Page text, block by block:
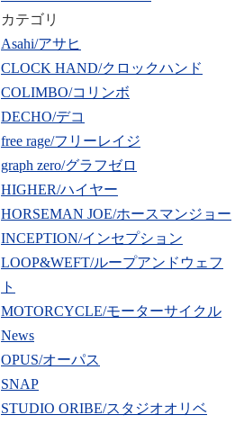
カテゴリ
Asahi/アサヒ
CLOCK HAND/クロックハンド
COLIMBO/コリンボ
DECHO/デコ
free rage/フリーレイジ
graph zero/グラフゼロ
HIGHER/ハイヤー
HORSEMAN JOE/ホースマンジョー
INCEPTION/インセプション
LOOP&WEFT/ループアンドウェフ
ト
MOTORCYCLE/モーターサイクル
News
OPUS/オーパス
SNAP
STUDIO ORIBE/スタジオオリベ